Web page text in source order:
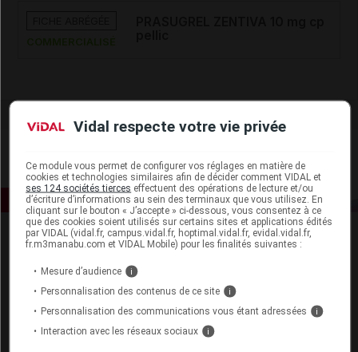
Espace produit
Vidal respecte votre vie privée
Ce module vous permet de configurer vos réglages en matière de
cookies et technologies similaires afin de décider comment VIDAL et
ses 124 sociétés tierces effectuent des opérations de lecture et/ou
d’écriture d’informations au sein des terminaux que vous utilisez. En
cliquant sur le bouton « J’accepte » ci-dessous, vous consentez à ce
que des cookies soient utilisés sur certains sites et applications édités
par VIDAL (vidal.fr, campus.vidal.fr, hoptimal.vidal.fr, evidal.vidal.fr,
fr.m3manabu.com et VIDAL Mobile) pour les finalités suivantes :
Mesure d’audience i
Personnalisation des contenus de ce site i
Personnalisation des communications vous étant adressées i
Interaction avec les réseaux sociaux i